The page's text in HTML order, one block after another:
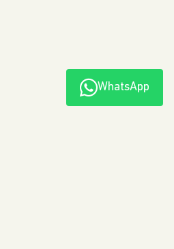
WhatsApp